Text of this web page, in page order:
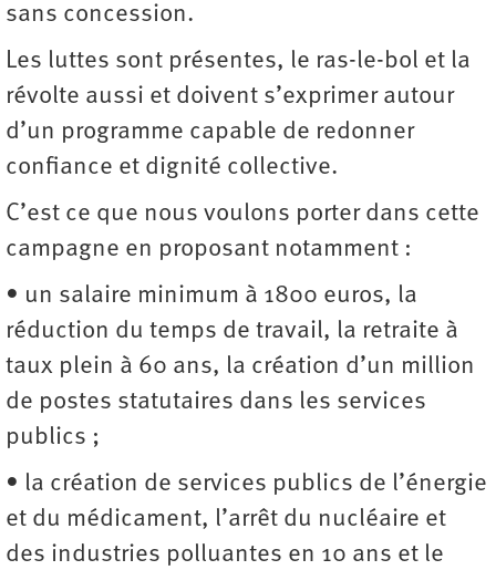
sans concession.
Les luttes sont présentes, le ras-le-bol et la
révolte aussi et doivent s’exprimer autour
d’un programme capable de redonner
confiance et dignité collective.
C’est ce que nous voulons porter dans cette
campagne en proposant notamment :
• un salaire minimum à 1800 euros, la
réduction du temps de travail, la retraite à
taux plein à 60 ans, la création d’un million
de postes statutaires dans les services
publics ;
• la création de services publics de l’énergie
et du médicament, l’arrêt du nucléaire et
des industries polluantes en 10 ans et le